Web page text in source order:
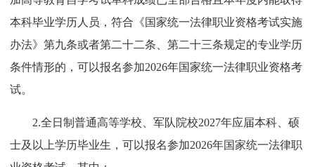
本科毕业学历人员，符合《国家统一法律职业资格考试实施
办法》第九条或者第二十二条、第二十三条规定的专业学历
条件情形的，可以报名参加2026年国家统一法律职业资格考
试。
2.全日制普通高等学校、军队院校2027年应届本科、硕
士及以上学历毕业生，可以报名参加2026年国家统一法律职